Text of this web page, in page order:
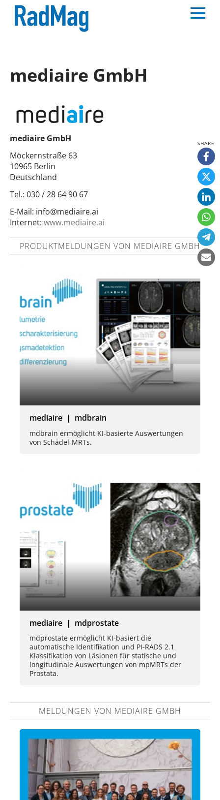
mediaire GmbH
mediaire GmbH
Möckernstraße 63
10965 Berlin
Deutschland
Tel.: 030 / 28 64 90 67
E-Mail: info@mediaire.ai
Internet: www.mediaire.ai
PRODUKTMELDUNGEN VON MEDIAIRE GMBH
mediaire | mdbrain
mdbrain ermöglicht KI-basierte Auswertungen
von Schädel-MRTs.
mediaire | mdprostate
mdprostate ermöglicht KI-basiert die
automatische Identifikation und PI-RADS 2.1
Klassifikation von Läsionen für statische und
longitudinale Auswertungen von mpMRTs der
Prostata.
MELDUNGEN VON MEDIAIRE GMBH